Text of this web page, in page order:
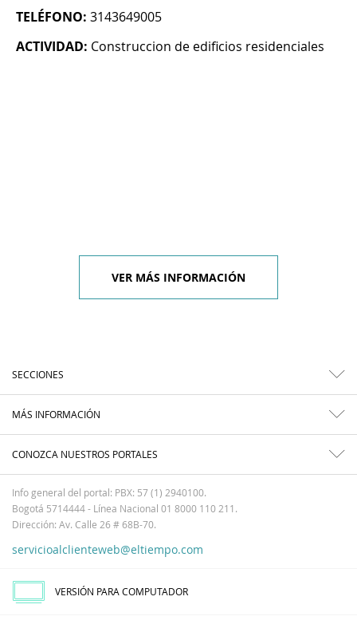
TELÉFONO: 3143649005
ACTIVIDAD: Construccion de edificios residenciales
VER MÁS INFORMACIÓN
SECCIONES
MÁS INFORMACIÓN
CONOZCA NUESTROS PORTALES
Info general del portal: PBX: 57 (1) 2940100.
Bogotá 5714444 - Línea Nacional 01 8000 110 211.
Dirección: Av. Calle 26 # 68B-70.
servicioalclienteweb@eltiempo.com
VERSIÓN PARA COMPUTADOR